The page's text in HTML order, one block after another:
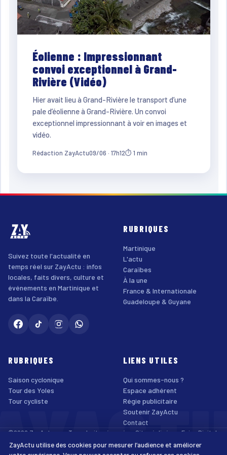
Éolienne : Impressionnant
convoi exceptionnel à Grand-
Rivière (Vidéo)
Hier avait lieu à Grand-Rivière le transport d’une
pale d’éolienne à Grand-Rivière. Un convoi
exceptionnel impressionnant à voir en images et
vidéo.
Rédaction ZayActu09/06 · 17h12⏱ 1 min
Suivez toute l'actualité en
temps réel sur ZayActu : infos
locales, faits divers, culture et
événements en Martinique et
dans la Caraïbe.
RUBRIQUES
Martinique
L'actu
Caraïbes
À la une
France & Internationale
Guadeloupe & Guyane
RUBRIQUES
Saison cyclonique
Tour des Yoles
Tour cycliste
LIENS UTILES
Qui sommes-nous ?
Espace adhérent
Régie publicitaire
Soutenir ZayActu
Contact
©2026 ZayActu.org. Tous droits réservés. · Site réalisé par Enjoy Digital
Agency
Mentions légales
Confidentialité Cookies Accessibilité
ZayActu utilise des cookies pour mesurer l’audience et améliorer